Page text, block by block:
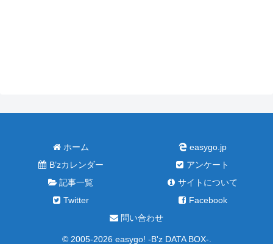
ホーム
easygo.jp
B’zカレンダー
アンケート
記事一覧
サイトについて
Twitter
Facebook
問い合わせ
© 2005-2026 easygo! -B'z DATA BOX-.